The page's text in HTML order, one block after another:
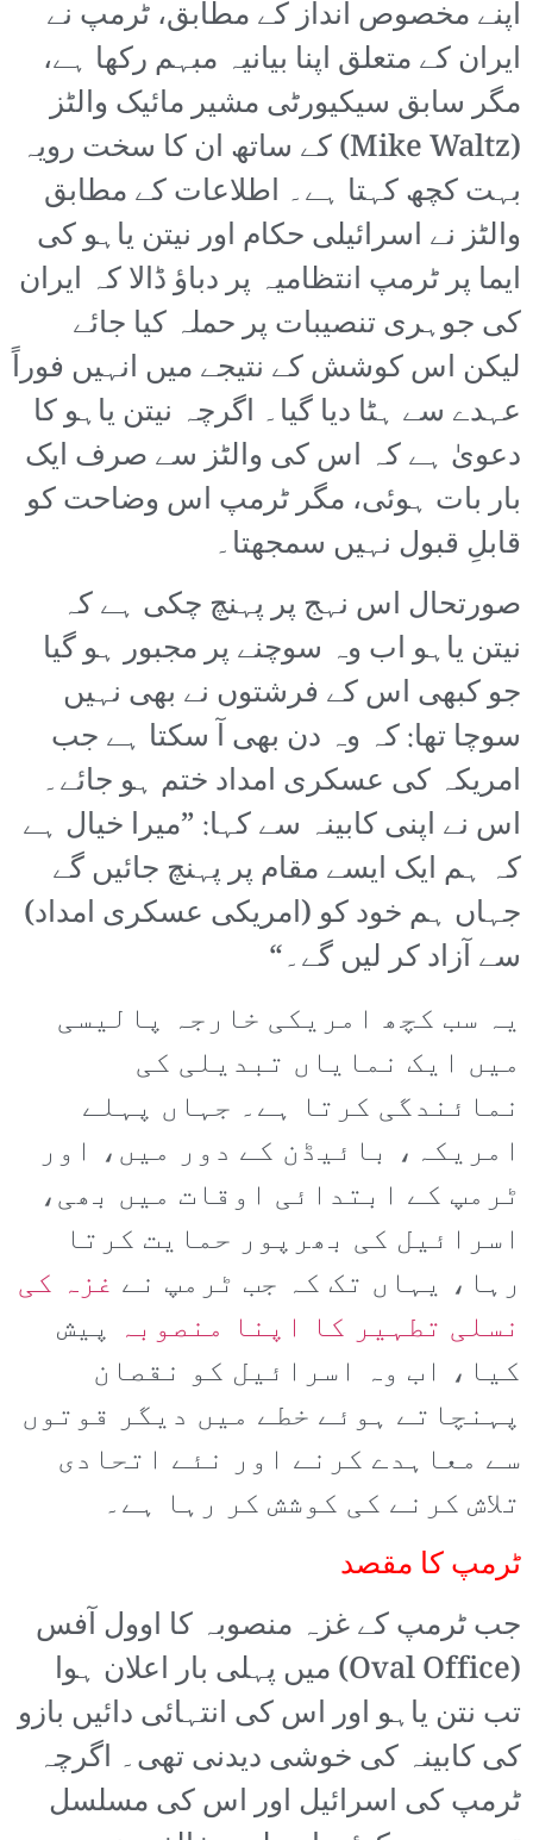
اپنے مخصوص انداز کے مطابق، ٹرمپ نے
ایران کے متعلق اپنا بیانیہ مبہم رکھا ہے،
مگر سابق سیکیورٹی مشیر مائیک والٹز
(Mike Waltz) کے ساتھ ان کا سخت رویہ
بہت کچھ کہتا ہے۔ اطلاعات کے مطابق
والٹز نے اسرائیلی حکام اور نیتن یاہو کی
ایما پر ٹرمپ انتظامیہ پر دباؤ ڈالا کہ ایران
کی جوہری تنصیبات پر حملہ کیا جائے
لیکن اس کوشش کے نتیجے میں انہیں فوراً
عہدے سے ہٹا دیا گیا۔ اگرچہ نیتن یاہو کا
دعویٰ ہے کہ اس کی والٹز سے صرف ایک
بار بات ہوئی، مگر ٹرمپ اس وضاحت کو
قابلِ قبول نہیں سمجھتا۔
صورتحال اس نہج پر پہنچ چکی ہے کہ
نیتن یاہو اب وہ سوچنے پر مجبور ہو گیا
جو کبھی اس کے فرشتوں نے بھی نہیں
سوچا تھا: کہ وہ دن بھی آ سکتا ہے جب
امریکہ کی عسکری امداد ختم ہو جائے۔
اس نے اپنی کابینہ سے کہا: ”میرا خیال ہے
کہ ہم ایک ایسے مقام پر پہنچ جائیں گے
جہاں ہم خود کو (امریکی عسکری امداد)
سے آزاد کر لیں گے۔“
یہ سب کچھ امریکی خارجہ پالیسی
میں ایک نمایاں تبدیلی کی
نمائندگی کرتا ہے۔ جہاں پہلے
امریکہ، بائیڈن کے دور میں، اور
ٹرمپ کے ابتدائی اوقات میں بھی،
اسرائیل کی بھرپور حمایت کرتا
رہا، یہاں تک کہ جب ٹرمپ نے غزہ کی
نسلی تطہیر کا اپنا منصوبہ پیش
کیا، اب وہ اسرائیل کو نقصان
پہنچاتے ہوئے خطے میں دیگر قوتوں
سے معاہدے کرنے اور نئے اتحادی
تلاش کرنے کی کوشش کر رہا ہے۔
ٹرمپ کا مقصد
جب ٹرمپ کے غزہ منصوبہ کا اوول آفس
(Oval Office) میں پہلی بار اعلان ہوا
تب نتن یاہو اور اس کی انتہائی دائیں بازو
کی کابینہ کی خوشی دیدنی تھی۔ اگرچہ
ٹرمپ کی اسرائیل اور اس کی مسلسل